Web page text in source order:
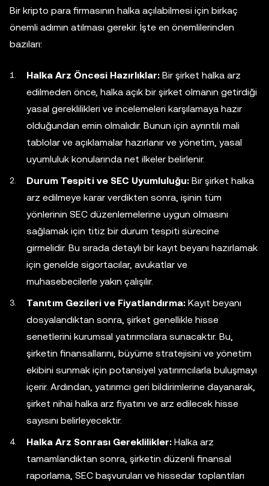
Bir kripto para firmasının halka açılabilmesi için birkaç
önemli adımın atılması gerekir. İşte en önemlilerinden
bazıları:
Halka Arz Öncesi Hazırlıklar: Bir şirket halka arz
edilmeden önce, halka açık bir şirket olmanın getirdiği
yasal gereklilikleri ve incelemeleri karşılamaya hazır
olduğundan emin olmalıdır. Bunun için ayrıntılı mali
tablolar ve açıklamalar hazırlanır ve yönetim, yasal
uyumluluk konularında net ilkeler belirlenir.
Durum Tespiti ve SEC Uyumluluğu: Bir şirket halka
arz edilmeye karar verdikten sonra, işinin tüm
yönlerinin SEC düzenlemelerine uygun olmasını
sağlamak için titiz bir durum tespiti sürecine
girmelidir. Bu sırada detaylı bir kayıt beyanı hazırlamak
için genelde sigortacılar, avukatlar ve
muhasebecilerle yakın çalışılır.
Tanıtım Gezileri ve Fiyatlandırma: Kayıt beyanı
dosyalandıktan sonra, şirket genellikle hisse
senetlerini kurumsal yatırımcılara sunacaktır. Bu,
şirketin finansallarını, büyüme stratejisini ve yönetim
ekibini sunmak için potansiyel yatırımcılarla buluşmayı
içerir. Ardından, yatırımcı geri bildirimlerine dayanarak,
şirket nihai halka arz fiyatını ve arz edilecek hisse
sayısını belirleyecektir.
Halka Arz Sonrası Gereklilikler: Halka arz
tamamlandıktan sonra, şirketin düzenli finansal
raporlama, SEC başvuruları ve hissedar toplantıları